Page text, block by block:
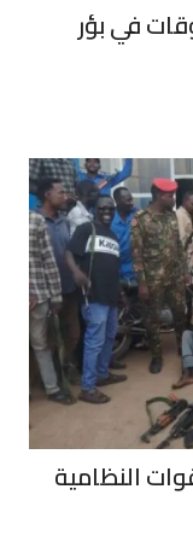
في بؤر
النظامية